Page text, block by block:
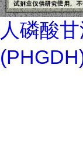
人磷酸